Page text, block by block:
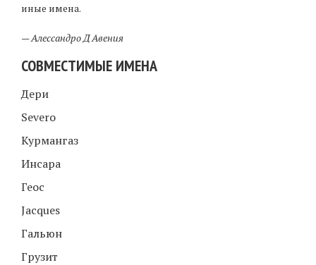
иные имена.
—Алессандро Д Авения
СОВМЕСТИМЫЕ ИМЕНА
Дери
Severo
Курмангаз
Инсара
Геос
Jacques
Гальюн
Грузит